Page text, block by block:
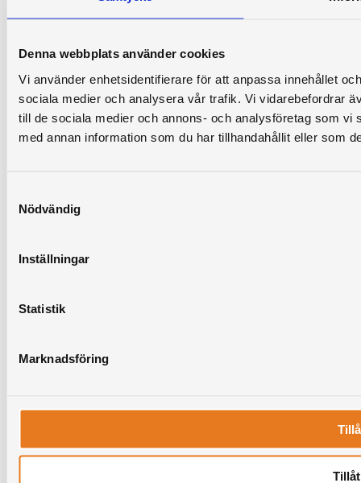
Denna webbplats använder cookies
Vi använder enhetsidentifierare för att anpassa innehållet
sociala medier och analysera vår trafik. Vi vidarebefordrar
till de sociala medier och annons- och analysföretag som
med annan information som du har tillhandahållit eller som
Nödvändig
Inställningar
Statistik
Marknadsföring